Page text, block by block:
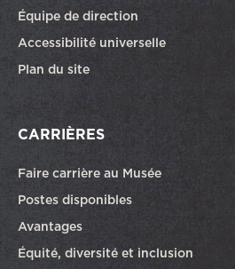
Équipe de direction
Accessibilité universelle
Plan du site
CARRIÈRES
Faire carrière au Musée
Postes disponiblesCe lien ouvrira
Avantages
Équité, diversité et inclusion